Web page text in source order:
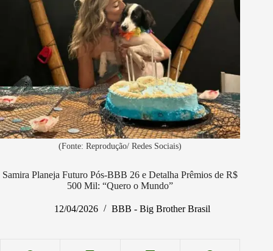
(Fonte: Reprodução/ Redes Sociais)
Samira Planeja Futuro Pós-BBB 26 e Detalha Prêmios de R$
500 Mil: “Quero o Mundo”
12/04/2026 BBB - Big Brother Brasil